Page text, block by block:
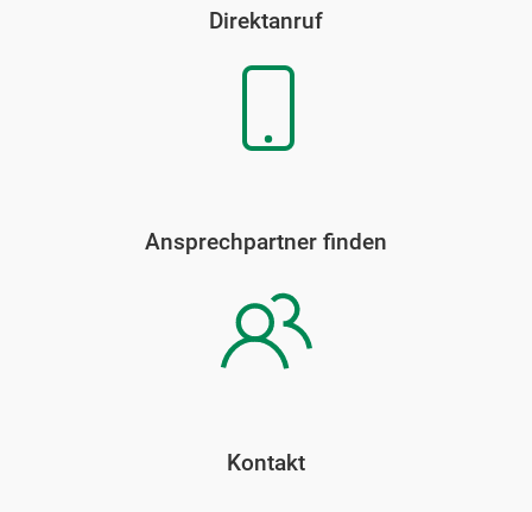
Direktanruf
Ansprechpartner finden
Kontakt